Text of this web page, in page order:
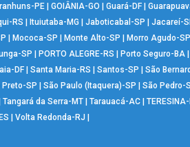
PE | GOIÂNIA-GO | Guará-DF |
RS | Ituiutaba-MG | Jaboticabal-SP | Jacareí-
| Mococa-SP | Monte Alto-SP | Morro Agudo-SP
SP | PORTO ALEGRE-RS | Porto Seguro-BA|
DF | Santa Maria-RS | Santos-SP | São
SP | São Paulo (Itaquera)-SP | São Pedro-
Tangará da Serra-MT| Tarauacá-AC|
| Volta Redonda-RJ |